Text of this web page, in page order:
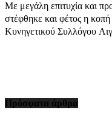
Με μεγάλη επιτυχία και
στέφθηκε και φέτος η κοπή
Κυνηγετικού Συλλόγου
Πρόσφατα άρθρα